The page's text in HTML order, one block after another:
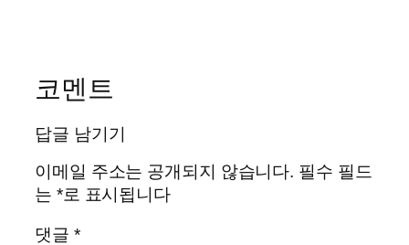
코멘트
답글 남기기
이메일 주소는 공개되지 않습니다. 필수 필드
는 *로 표시됩니다
댓글 *